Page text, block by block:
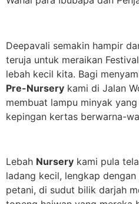
Deepavali semakin hampir
teruja untuk meraikan
lebah kecil kita. Bagi
Pre-Nursery kami di Jalan
membuat lampu minyak
kepingan kertas berwarna-
Lebah Nursery kami pula
ladang kecil, lengkap
petani, di sudut bilik darjah